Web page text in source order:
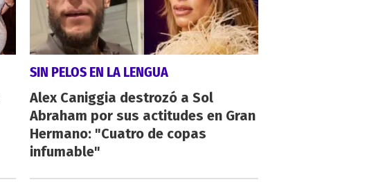
SIN PELOS EN LA LENGUA
Alex Caniggia destrozó a Sol
Abraham por sus actitudes en Gran
Hermano: "Cuatro de copas
infumable"